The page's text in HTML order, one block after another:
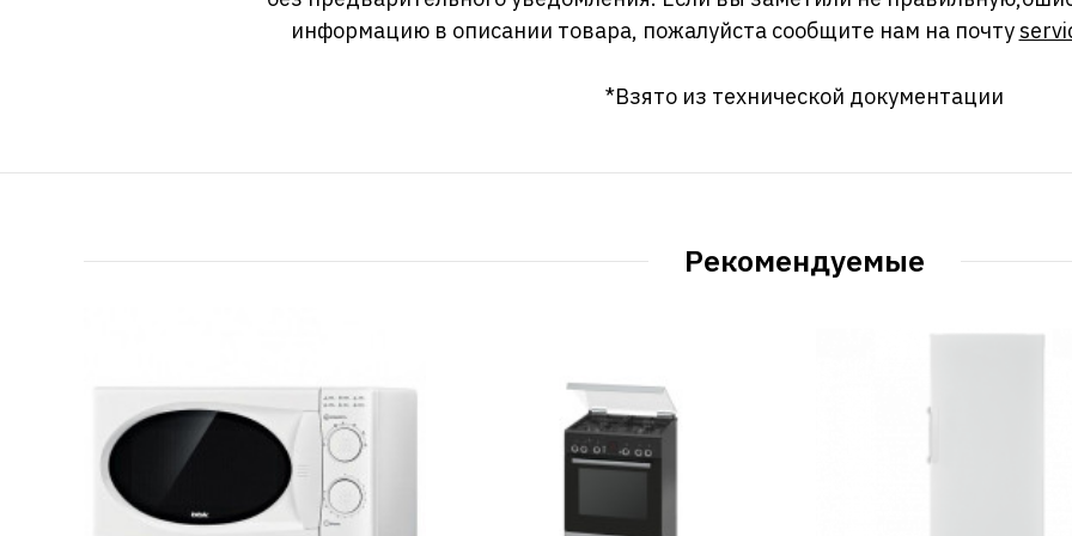
информацию в описании товара, пожалуйста сообщите нам на почту
*Взято из технической документации
Рекомендуемые